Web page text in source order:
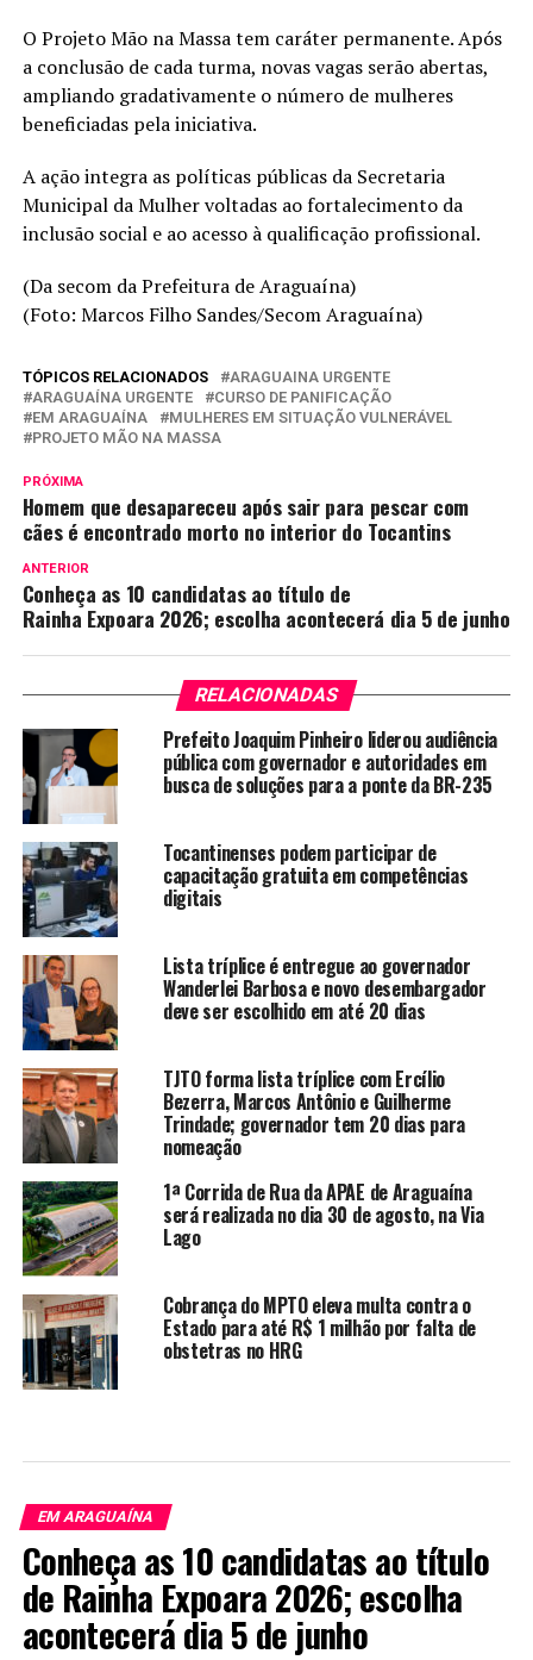
O Projeto Mão na Massa tem caráter permanente. Após
a conclusão de cada turma, novas vagas serão abertas,
ampliando gradativamente o número de mulheres
beneficiadas pela iniciativa.
A ação integra as políticas públicas da Secretaria
Municipal da Mulher voltadas ao fortalecimento da
inclusão social e ao acesso à qualificação profissional.
(Da secom da Prefeitura de Araguaína)
(Foto: Marcos Filho Sandes/Secom Araguaína)
TÓPICOS RELACIONADOS
ARAGUAINA URGENTE
ARAGUAÍNA URGENTE
CURSO DE PANIFICAÇÃO
EM ARAGUAÍNA
MULHERES EM SITUAÇÃO VULNERÁVEL
PROJETO MÃO NA MASSA
PRÓXIMA
Homem que desapareceu após sair para pescar com
cães é encontrado morto no interior do Tocantins
ANTERIOR
Conheça as 10 candidatas ao título de
Rainha Expoara 2026; escolha acontecerá dia 5 de junho
RELACIONADAS
Prefeito Joaquim Pinheiro liderou audiência
pública com governador e autoridades em
busca de soluções para a ponte da BR-235
Tocantinenses podem participar de
capacitação gratuita em competências
digitais
Lista tríplice é entregue ao governador
Wanderlei Barbosa e novo desembargador
deve ser escolhido em até 20 dias
TJTO forma lista tríplice com Ercílio
Bezerra, Marcos Antônio e Guilherme
Trindade; governador tem 20 dias para
nomeação
1ª Corrida de Rua da APAE de Araguaína
será realizada no dia 30 de agosto, na Via
Lago
Cobrança do MPTO eleva multa contra o
Estado para até R$ 1 milhão por falta de
obstetras no HRG
EM ARAGUAÍNA
Conheça as 10 candidatas ao título
de Rainha Expoara 2026; escolha
acontecerá dia 5 de junho